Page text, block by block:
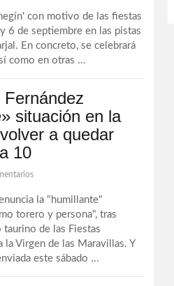
con motivo de las fiestas
6 de septiembre en las pistas
En concreto, se celebrará
como en otras ...
situación en la
a quedar
10
la "humillante"
torero y persona", tras
de las Fiestas
Virgen de las Maravillas. Y
este sábado ...